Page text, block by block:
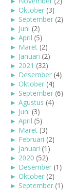
► Oktober (3)
► September (2)
► Juni (2)
► April (5)
► Maret (2)
► Januari (2)
► 2021 (32)
► Desember (4)
► Oktober (4)
► September (6)
► Agustus (4)
► Juni (3)
► April (5)
► Maret (3)
► Februari (2)
► Januari (1)
► 2020 (52)
► Desember (1)
► Oktober (2)
► September (1)